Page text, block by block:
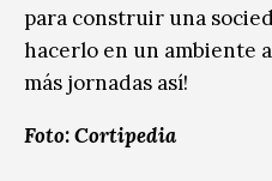
para construir una
hacerlo en un ambiente
más jornadas así!
Foto: Cortipedia